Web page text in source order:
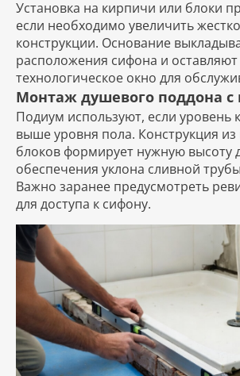
Установка на кирпичи или блоки
если необходимо увеличить
конструкции. Основание
расположения сифона и оставляют
технологическое окно для
Монтаж душевого поддона
Подиум используют, если уровень
выше уровня пола. Конструкция из
блоков формирует нужную высоту
обеспечения уклона сливной
Важно заранее предусмотреть
для доступа к сифону.